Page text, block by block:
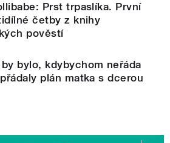
Prst trpaslíka. První
četby z knihy
pověstí
bylo, kdybychom neřáda
plán matka s dcerou